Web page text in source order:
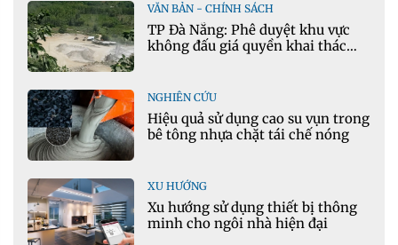
VĂN BẢN - CHÍNH SÁCH
TP Đà Nẵng: Phê duyệt khu vực
không đấu giá quyền khai thác
NGHIÊN CỨU
Hiệu quả sử dụng cao su vụn trong
bê tông nhựa chặt tái chế nóng
XU HƯỚNG
Xu hướng sử dụng thiết bị thông
minh cho ngôi nhà hiện đại